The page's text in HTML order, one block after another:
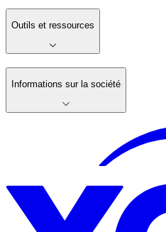
Outils et ressources
Informations sur la société